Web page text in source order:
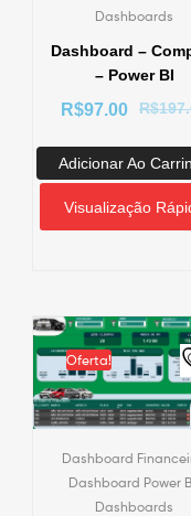
Dashboards
Dashboard –
– Power BI
R$
R$97.00
Adicionar Ao
Visualização
Oferta!
Dashboard
Dashboard Power
Dashboards